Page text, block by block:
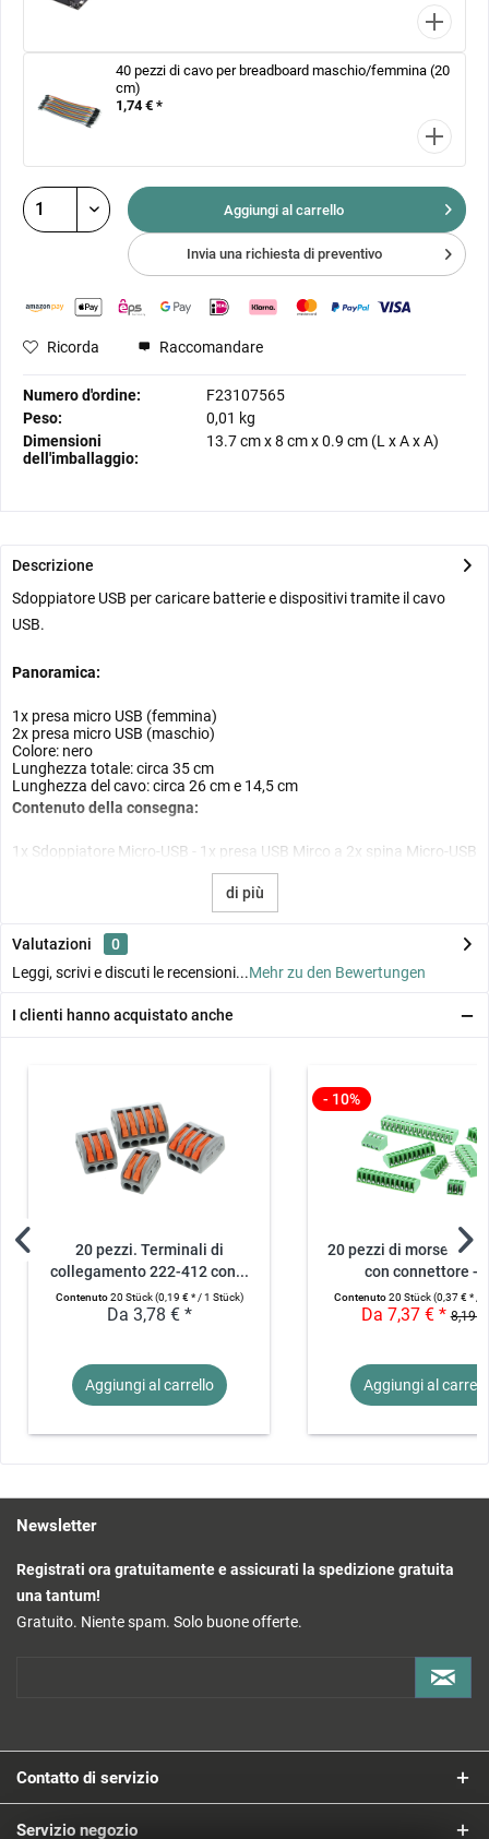
40 pezzi di cavo per breadboard maschio/femmina (20
cm)
1,74 € *
Aggiungi al carrello
Invia una richiesta di preventivo
Ricorda Raccomandare
Numero d'ordine:
F23107565
Peso:
0,01 kg
Dimensioni
dell'imballaggio:
13.7 cmx8 cmx0.9 cm (L x A x A)
Descrizione
Sdoppiatore USB per caricare batterie e dispositivi tramite il cavo
USB.
Panoramica:
1x presa micro USB (femmina)
2x presa micro USB (maschio)
Colore: nero
Lunghezza totale: circa 35 cm
Lunghezza del cavo: circa 26 cm e 14,5 cm
Contenuto della consegna:
1x Sdoppiatore Micro-USB - 1x presa USB Mirco a 2x spina Micro-USB
di più
Valutazioni
0
Leggi, scrivi e discuti le recensioni...Mehr zu den Bewertungen
I clienti hanno acquistato anche
20 pezzi. Terminali di
collegamento 222-412 con...
Contenuto20 Stück(0,19 € * / 1 Stück)
Da 3,78 € *
Aggiungi al carrello
- 10%
20 pezzi di
con connettore -
Contenuto20 Stück(0,37 € * /
Da 7,37 € * 8,19 €
Aggiungi al
Newsletter
Registrati ora gratuitamente e assicurati la spedizione gratuita
una tantum!
Gratuito. Niente spam. Solo buone offerte.
Contatto di servizio
Servizio negozio